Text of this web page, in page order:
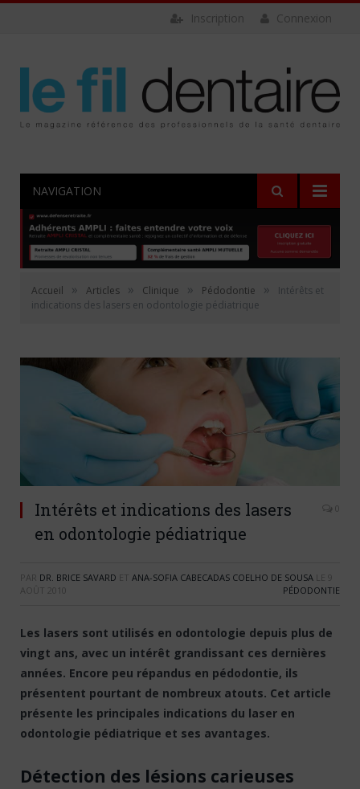
Connexion
Inscription
NAVIGATION
Accueil » Articles » Clinique » Pédodontie »
Intérêts et
indications des lasers en odontologie pédiatrique
Intérêts et indications des lasers
en odontologie pédiatrique
0
PAR DR. BRICE SAVARD ET ANA-SOFIA CABECADAS COELHO DE SOUSA LE 9
AOÛT 2010
PÉDODONTIE
Les lasers sont utilisés en odontologie depuis plus de
vingt ans, avec un intérêt grandissant ces dernières
années. Encore peu répandus en pédodontie, ils
présentent pourtant de nombreux atouts. Cet article
présente les principales indications du laser en
odontologie pédiatrique et ses avantages.
Détection des lésions carieuses